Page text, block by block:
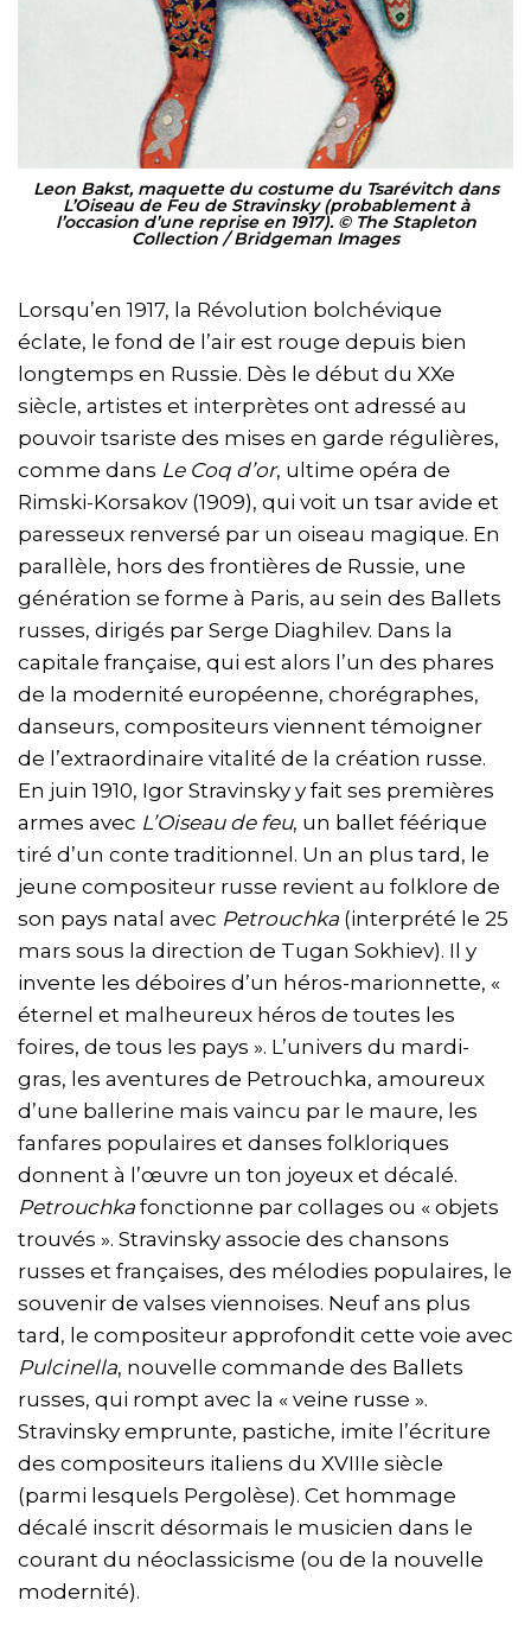
Leon Bakst, maquette du costume du Tsarévitch dans
L’Oiseau de Feu de Stravinsky (probablement à
l’occasion d’une reprise en 1917). © The Stapleton
Collection / Bridgeman Images
Lorsqu’en 1917, la Révolution bolchévique
éclate, le fond de l’air est rouge depuis bien
longtemps en Russie. Dès le début du XXe
siècle, artistes et interprètes ont adressé au
pouvoir tsariste des mises en garde régulières,
comme dans Le Coq d’or, ultime opéra de
Rimski-Korsakov (1909), qui voit un tsar avide et
paresseux renversé par un oiseau magique. En
parallèle, hors des frontières de Russie, une
génération se forme à Paris, au sein des Ballets
russes, dirigés par Serge Diaghilev. Dans la
capitale française, qui est alors l’un des phares
de la modernité européenne, chorégraphes,
danseurs, compositeurs viennent témoigner
de l’extraordinaire vitalité de la création russe.
En juin 1910, Igor Stravinsky y fait ses premières
armes avec L’Oiseau de feu, un ballet féérique
tiré d’un conte traditionnel. Un an plus tard, le
jeune compositeur russe revient au folklore de
son pays natal avec Petrouchka (interprété le 25
mars sous la direction de Tugan Sokhiev). Il y
invente les déboires d’un héros-marionnette, «
éternel et malheureux héros de toutes les
foires, de tous les pays ». L’univers du mardi-
gras, les aventures de Petrouchka, amoureux
d’une ballerine mais vaincu par le maure, les
fanfares populaires et danses folkloriques
donnent à l’œuvre un ton joyeux et décalé.
Petrouchka fonctionne par collages ou « objets
trouvés ». Stravinsky associe des chansons
russes et françaises, des mélodies populaires, le
souvenir de valses viennoises. Neuf ans plus
tard, le compositeur approfondit cette voie avec
Pulcinella, nouvelle commande des Ballets
russes, qui rompt avec la « veine russe ».
Stravinsky emprunte, pastiche, imite l’écriture
des compositeurs italiens du XVIIIe siècle
(parmi lesquels Pergolèse). Cet hommage
décalé inscrit désormais le musicien dans le
courant du néoclassicisme (ou de la nouvelle
modernité).